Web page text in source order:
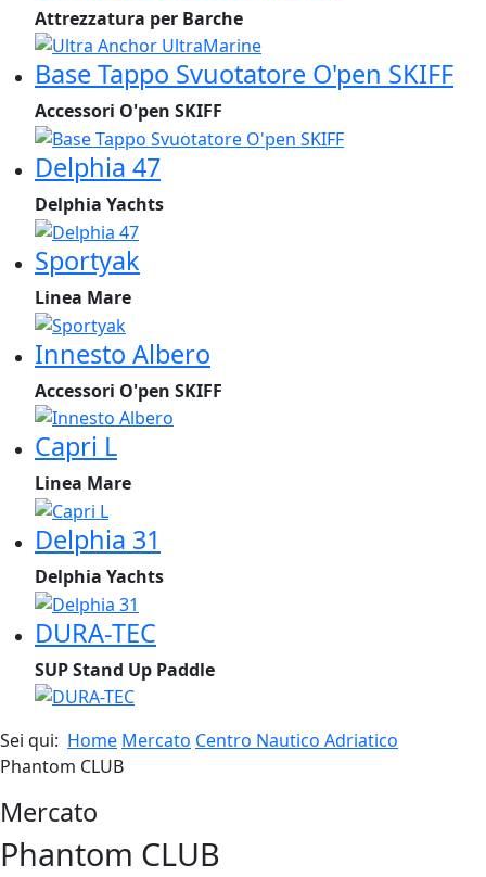
Attrezzatura per Barche
Base Tappo Svuotatore O'pen SKIFF
Accessori O'pen SKIFF
Delphia 47
Delphia Yachts
Sportyak
Linea Mare
Innesto Albero
Accessori O'pen SKIFF
Capri L
Linea Mare
Delphia 31
Delphia Yachts
DURA-TEC
SUP Stand Up Paddle
Sei qui: Home Mercato Centro Nautico Adriatico
Phantom CLUB
Mercato
Phantom CLUB